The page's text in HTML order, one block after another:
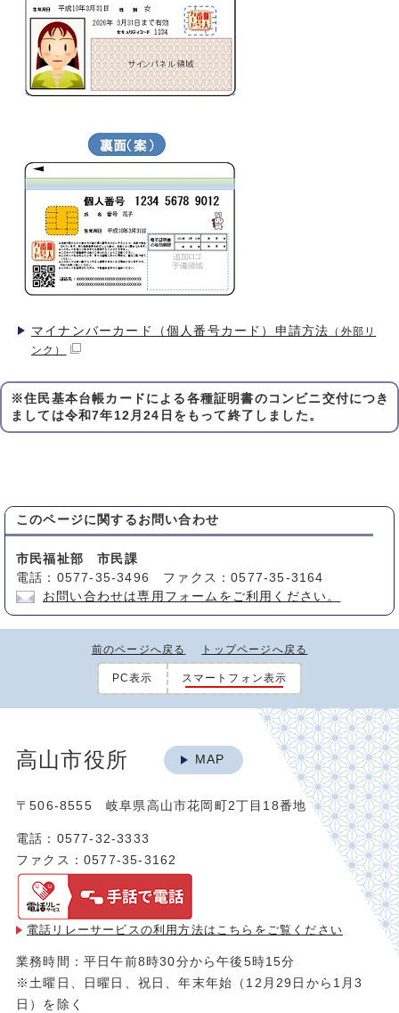
マイナンバーカード（個人番号カード）申請方法 （外部リ
ンク）
※住民基本台帳カードによる各種証明書のコンビニ交付につき
ましては令和7年12月24日をもって終了しました。
このページに関する お問い合わせ
市民福祉部 市民課
電話：0577-35-3496 ファクス：0577-35-3164
お問い合わせは専用フォームをご利用ください。
前のページへ戻る トップページへ戻る
PC表示 スマートフォン表示
高山市役所 MAP
〒506-8555 岐阜県高山市花岡町2丁目18番地
電話：0577-32-3333
ファクス：0577-35-3162
電話リレーサービスの利用方法は こちらをご覧ください
業務時間：平日午前8時30分から午後5時15分
※土曜日、日曜日、祝日、年末年始（12月29日から1月3
日）を除く